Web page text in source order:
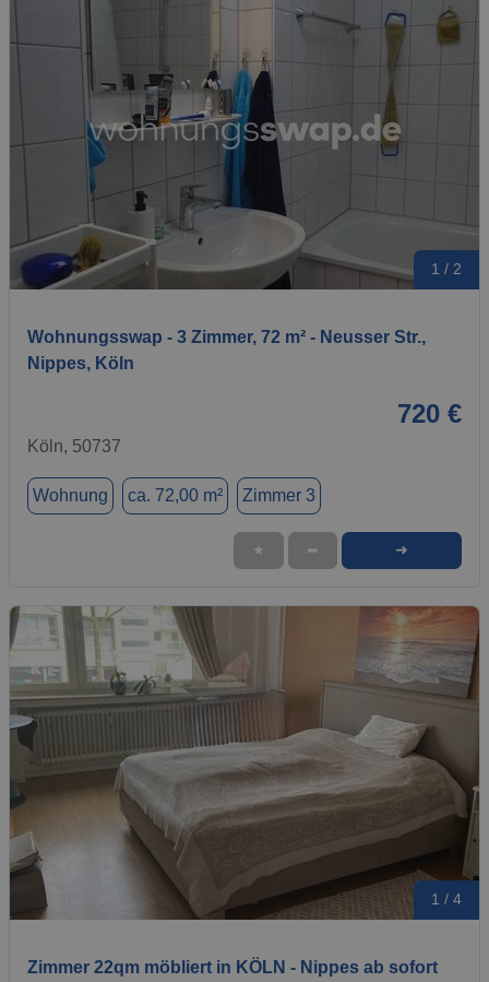
1 / 2
Wohnungsswap - 3 Zimmer, 72 m² - Neusser Str.,
Nippes, Köln
720 €
Köln, 50737
Wohnung ca. 72,00 m² Zimmer 3
★ ➦ ➜
1 / 4
Zimmer 22qm möbliert in KÖLN - Nippes ab sofort